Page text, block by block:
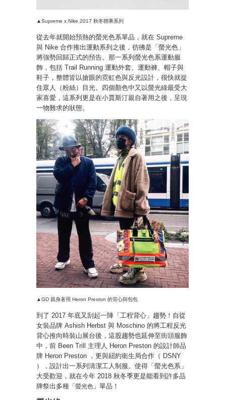
▲Supreme x Nike 2017 秋冬聯乘系列
從去年就開始預熱的螢光色系單品，就在 Supreme
與 Nike 合作推出運動系列之後，彷彿是「螢光色」
將強勢回歸正式的預告。那一系列螢光色系運動服
飾，包括 Trail Running 運動外套、運動褲、帽子與
鞋子，整體皆以搶眼的霓虹色與反光設計，很快就捉
住眾人（粉絲）目光。四個顏色中又以螢光綠最受大
家喜愛，這系列更是在小賈斯汀親自著用之後，呈現
一物難求的狀態。
▲GD 親身著用 Heron Preston 的背心與包包
到了 2017 年底又刮起一陣「工程背心」趨勢！自從
女裝品牌 Ashish Herbst 與 Moschino 的將工程反光
背心推向時裝山展台後，這股趨勢也延伸至街頭服飾
中，前 Been Trill 主理人 Heron Preston 的設計師品
牌 Heron Preston ，更與紐約衛生局合作（ DSNY
），設計出一系列清潔工人制服。使得「螢光色系」
大受歡迎，就在今年 2018 秋冬季更是能看到許多品
牌祭出多種 「螢光色」 單品！